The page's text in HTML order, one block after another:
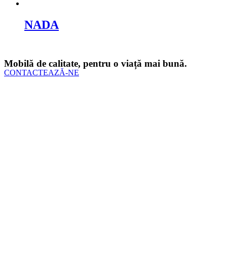
NADA
Mobilă de calitate, pentru o viață mai bună.
CONTACTEAZĂ-NE